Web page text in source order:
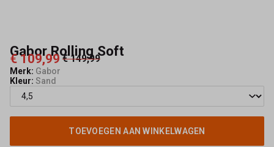
Gabor Rolling Soft
€ 109,99 € 149,99
Merk: Gabor
Kleur: Sand
TOEVOEGEN AAN WINKELWAGEN